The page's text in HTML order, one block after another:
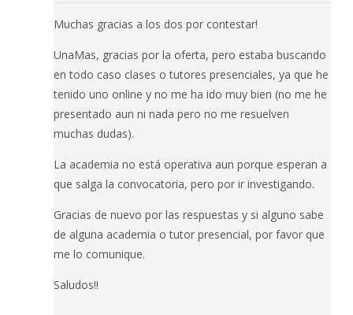
Muchas gracias a los dos por contestar!
UnaMas, gracias por la oferta, pero estaba buscando
en todo caso clases o tutores presenciales, ya que he
tenido uno online y no me ha ido muy bien (no me he
presentado aun ni nada pero no me resuelven
muchas dudas).
La academia no está operativa aun porque esperan a
que salga la convocatoria, pero por ir investigando.
Gracias de nuevo por las respuestas y si alguno sabe
de alguna academia o tutor presencial, por favor que
me lo comunique.
Saludos!!